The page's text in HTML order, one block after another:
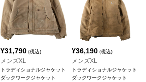
¥31,790(税込)
メンズXL
トラディショナルジャケット
ダックワークジャケット
¥36,190 (税込)
メンズXL
トラディショナルジャケット
ダックワークジャケット